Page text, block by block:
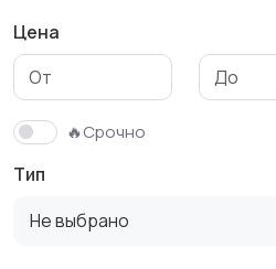
Цена
🔥Срочно
Тип
Не выбрано